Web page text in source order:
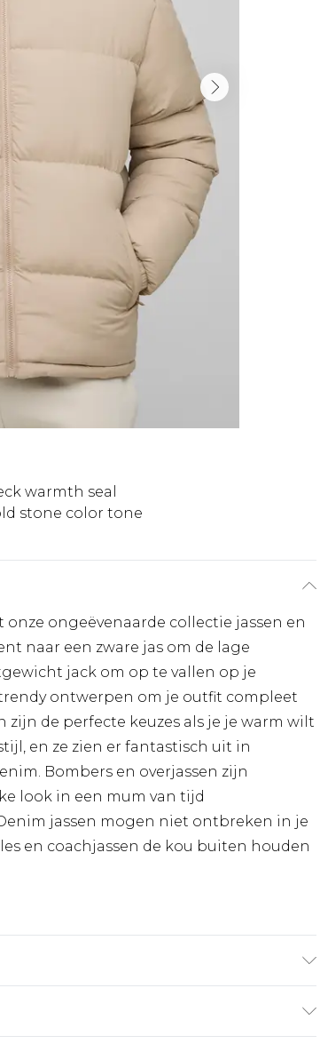
warmth seal
stone color tone
ongeëvenaarde collectie jassen en
naar een zware jas om de lage
jack om op te vallen op je
ontwerpen om je outfit compleet
zijn de perfecte keuzes als je je warm wilt
en ze zien er fantastisch uit in
Bombers en overjassen zijn
look in een mum van tijd
jassen mogen niet ontbreken in je
en coachjassen de kou buiten houden